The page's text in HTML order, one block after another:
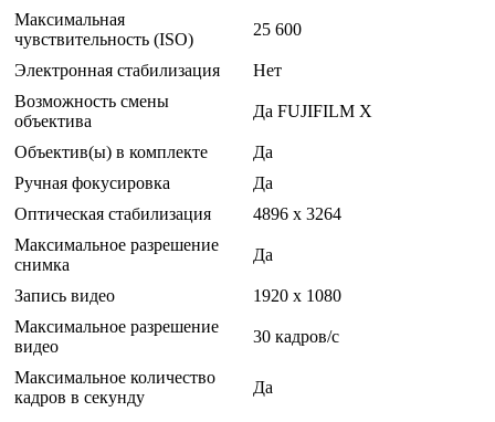
Максимальная
чувствительность (ISO)
25 600
Электронная стабилизация
Нет
Возможность смены
объектива
Да FUJIFILM X
Объектив(ы) в комплекте
Да
Ручная фокусировка
Да
Оптическая стабилизация
4896 x 3264
Максимальное разрешение
снимка
Да
Запись видео
1920 x 1080
Максимальное разрешение
видео
30 кадров/с
Максимальное количество
кадров в секунду
Да